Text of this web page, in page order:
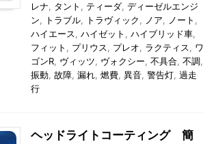
レナ
タント ティーダ ディーゼルエンジ
ン
トラブル トラヴィック ノア ノート
ハイエース
ハイゼット ハイブリッド車
フィット
プリウス プレオ ラクティス
ワ
ゴンR ヴィッツ ヴォクシー 不具合 不調
振動 故障 漏れ 燃費 異音 警告灯 過走
行
ヘッドライトコーティング 簡